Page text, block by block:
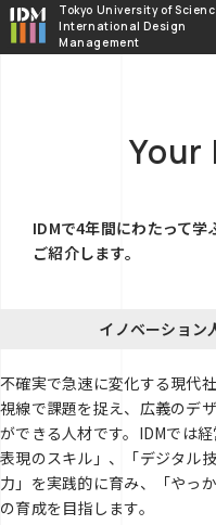
本文へ移動Tokyo University of
International Design
Management
Your
IDMで4年間にわたって
ご紹介します。
イノベーション
不確実で急速に変化する現代
視線で課題を捉え、広義のデ
ができる人材です。IDMでは
表現のスキル」、「デジタル
力」を実践的に育み、「やっ
の育成を目指します。